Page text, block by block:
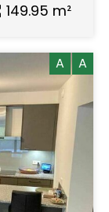
149.95 m²
A A